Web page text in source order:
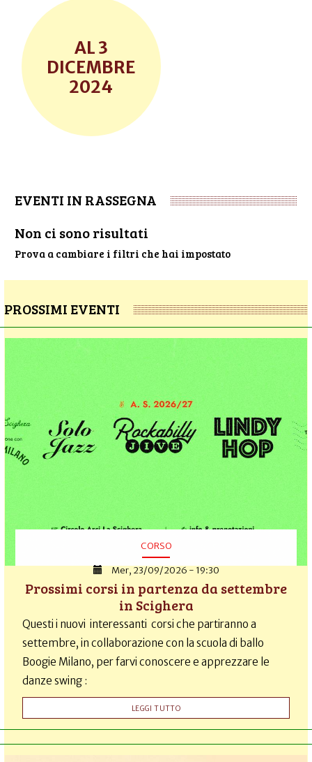
3
DICEMBRE
2024
EVENTI IN RASSEGNA
Non ci sono risultati
Prova a cambiare i filtri che hai impostato
PROSSIMI EVENTI
CORSO
Mer, 23/09/2026 - 19:30
Prossimi corsi in partenza da settembre
in Scighera
Questi i nuovi interessanti corsi che partiranno a
settembre, in collaborazione con la scuola di ballo
Boogie Milano, per farvi conoscere e apprezzare le
danze swing :
LEGGI TUTTO